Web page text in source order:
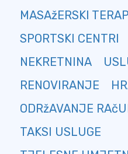
MASAžERSKI
SPORTSKI CENTRI
NEKRETNINA
RENOVIRANJE
ODRžAVANJE
TAKSI USLUGE